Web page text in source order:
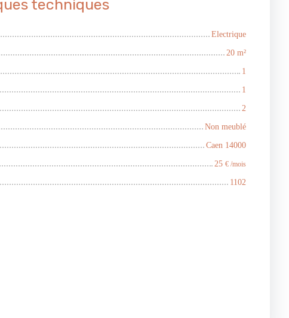
techniques
Electrique
20 m²
1
1
2
Non meublé
Caen 14000
25 € /mois
1102